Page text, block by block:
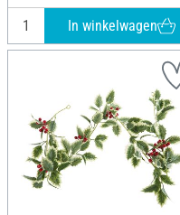
In winkelwagen